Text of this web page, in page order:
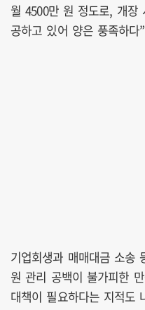
월 4500만 원 정도로, 개장
공하고 있어 양은 풍족하다
기업회생과 매매대금 소송
원 관리 공백이 불가피한
대책이 필요하다는 지적도